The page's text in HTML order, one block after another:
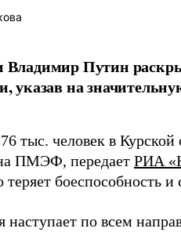
Владимир Путин
указав на
тыс. человек в
ПМЭФ, передает РИА
теряет боеспособность
наступает по всем